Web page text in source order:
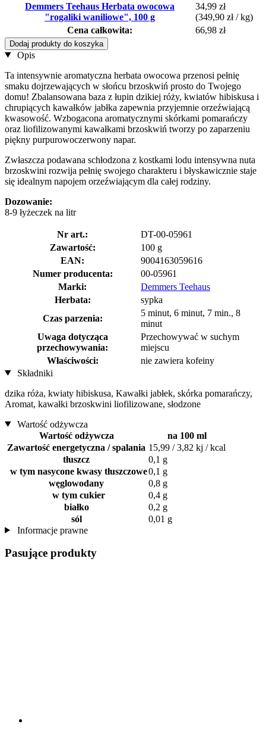
Demmers Teehaus Herbata owocowa
"rogaliki waniliowe", 100 g
34,99 zł
(349,90 zł / kg)
Cena całkowita:
66,98 zł
Dodaj produkty do koszyka
Opis
Ta intensywnie aromatyczna herbata owocowa przenosi pełnię
smaku dojrzewających w słońcu brzoskwiń prosto do Twojego
domu! Zbalansowana baza z łupin dzikiej róży, kwiatów hibiskusa i
chrupiących kawałków jabłka zapewnia przyjemnie orzeźwiającą
kwasowość. Wzbogacona aromatycznymi skórkami pomarańczy
oraz liofilizowanymi kawałkami brzoskwiń tworzy po zaparzeniu
piękny purpurowoczerwony napar.
Zwłaszcza podawana schłodzona z kostkami lodu intensywna nuta
brzoskwini rozwija pełnię swojego charakteru i błyskawicznie staje
się idealnym napojem orzeźwiającym dla całej rodziny.
Dozowanie:
8-9 łyżeczek na litr
Nr art.:
DT-00-05961
Zawartość:
100 g
EAN:
9004163059616
Numer producenta:
00-05961
Marki:
Demmers Teehaus
Herbata:
sypka
Czas parzenia:
5 minut, 6 minut, 7 min., 8
minut
Uwaga dotycząca
przechowywania:
Przechowywać w suchym
miejscu
Właściwości:
nie zawiera kofeiny
Składniki
dzika róża, kwiaty hibiskusa, Kawałki jabłek, skórka pomarańczy,
Aromat, kawałki brzoskwini liofilizowane, słodzone
Wartość odżywcza
Wartość odżywcza
na 100 ml
Zawartość energetyczna / spalania 15,99 / 3,82 kj / kcal
tłuszcz
0,1 g
w tym nasycone kwasy tłuszczowe0,1 g
węglowodany
0,8 g
w tym cukier
0,4 g
białko
0,2 g
sól
0,01 g
Informacje prawne
Pasujące produkty